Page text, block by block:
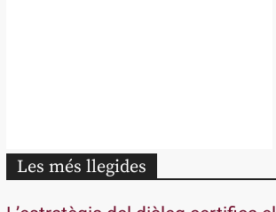
Les més llegides